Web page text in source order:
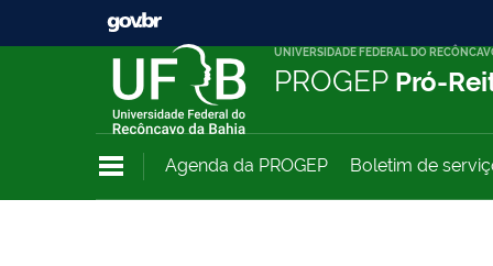
UNIVERSIDADE FEDERAL DO
PROGEP Pró-
Agenda da PROGEP Boletim de